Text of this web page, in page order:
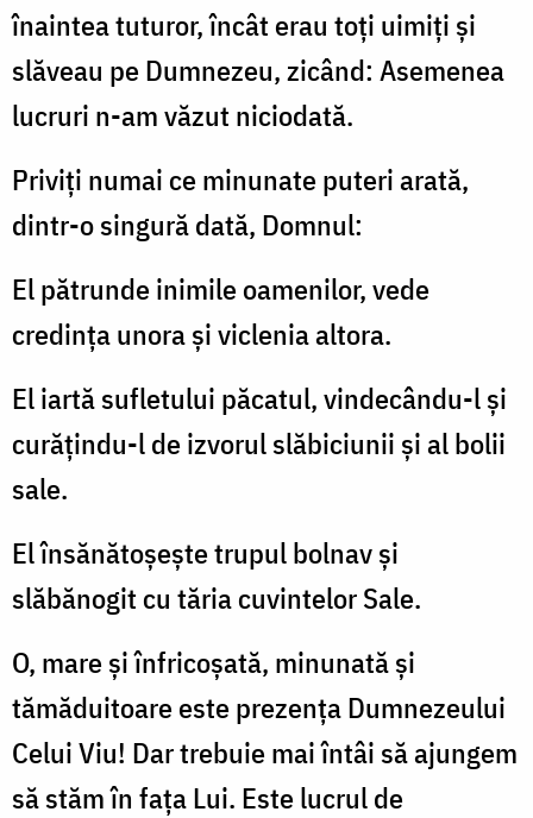
înaintea tuturor, încât erau toţi uimiţi şi
slăveau pe Dumnezeu, zicând: Asemenea
lucruri n-am văzut niciodată.
Priviţi numai ce minunate puteri arată,
dintr-o singură dată, Domnul:
El pătrunde inimile oamenilor, vede
credinţa unora şi viclenia altora.
El iartă sufletului păcatul, vindecându-l şi
curăţindu-l de izvo­rul slăbiciunii şi al bolii
sale.
El însănătoşeşte trupul bolnav şi
slăbănogit cu tăria cuvintelor Sale.
O, mare şi înfricoşată, minunată şi
tămăduitoare este prezenţa Dumnezeului
Celui Viu! Dar trebuie mai întâi să ajungem
să stăm în faţa Lui. Este lucrul de